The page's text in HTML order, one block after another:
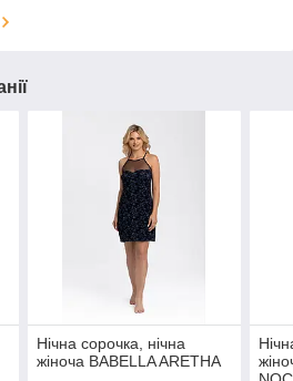
Нічна сорочка, нічна
жіноча BABELLA ARETHA